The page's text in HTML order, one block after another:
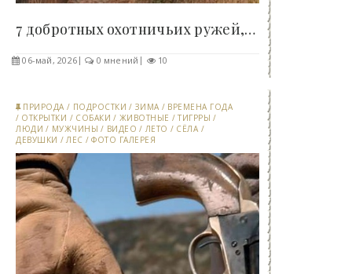
7 добротных охотничьих ружей, к которым стоит..
06-май, 2026 0 мнений 10
ПРИРОДА / ПОДРОСТКИ / ЗИМА / ВРЕМЕНА ГОДА
/ ОТКРЫТКИ / СОБАКИ / ЖИВОТНЫЕ /ТИГРРЫ /
ЛЮДИ / МУЖЧИНЫ / ВИДЕО / ЛЕТО / СЁЛА /
ДЕВУШКИ / ЛЕС /ФОТО ГАЛЕРЕЯ